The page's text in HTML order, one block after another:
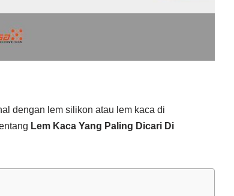
dengan lem silikon atau lem kaca di
Lem Kaca Yang Paling Dicari Di